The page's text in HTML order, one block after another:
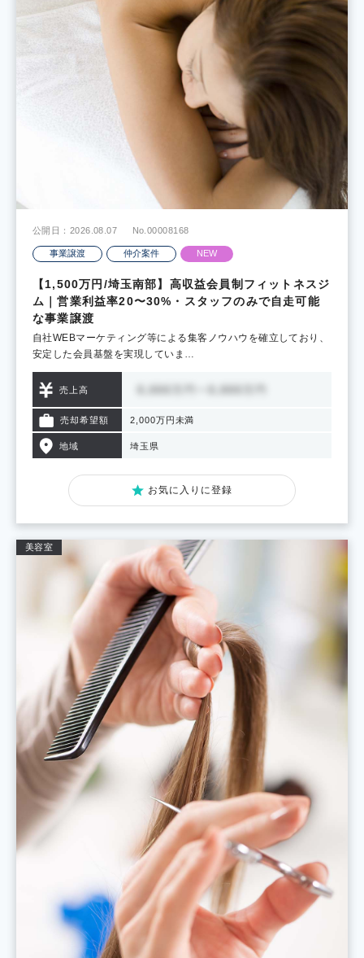
公開日：2026.08.07 No.00008168
事業譲渡 仲介案件 NEW
【1,500万円/埼玉南部】高収益会員制フィットネスジ
ム｜営業利益率20〜30%・スタッフのみで自走可能
な事業譲渡
自社WEBマーケティング等による集客ノウハウを確立しており、
安定した会員基盤を実現していま…
売上高
売却希望額 2,000万円未満
地域 埼玉県
お気に入りに登録
美容室